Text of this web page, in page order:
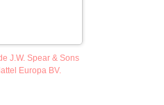
J.W. Spear & Sons
Europa BV.